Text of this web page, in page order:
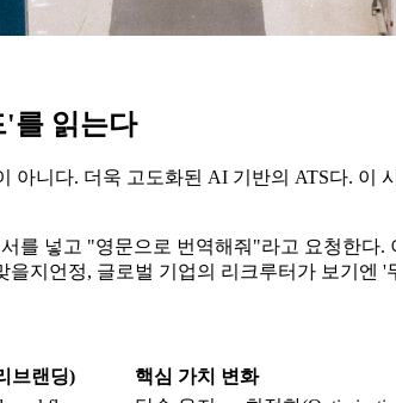
'를 읽는다
니다. 더욱 고도화된 AI 기반의 ATS다. 이
를 넣고 "영문으로 번역해줘"라고 요청한
지언정, 글로벌 기업의 리크루터가 보기엔
브랜딩)
핵심 가치 변화